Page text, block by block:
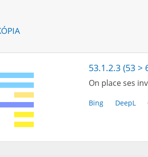
53.1.2.3 (53 >
On place ses
Bing DeepL